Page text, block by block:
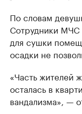
По словам
Сотрудники МЧС
для сушки
осадки не
«Часть жителей
осталась в
вандализма», —